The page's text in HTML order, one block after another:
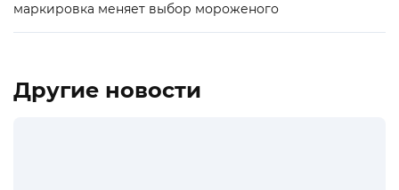
маркировка меняет выбор мороженого
Другие новости